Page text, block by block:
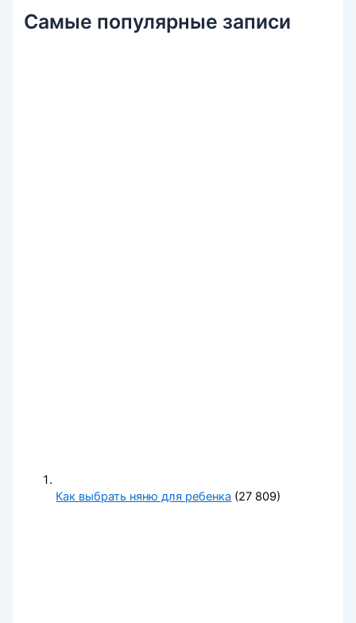
Самые популярные записи
Как выбрать няню для ребенка (27 809)